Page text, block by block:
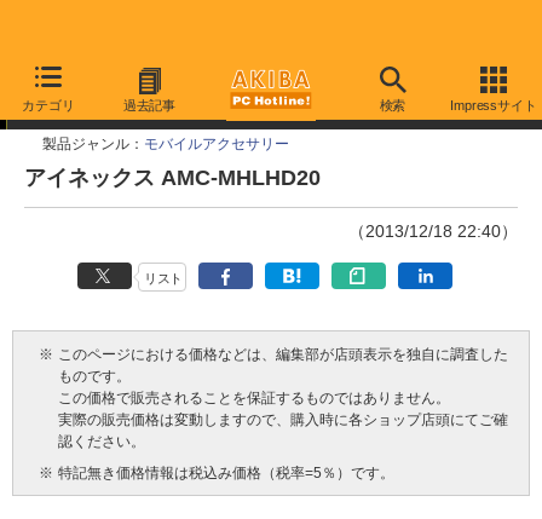
カテゴリ 過去記事 検索 Impressサイト
今週見つけた新製品
製品ジャンル： モバイルアクセサリー
アイネックス AMC-MHLHD20
（2013/12/18 22:40）
リスト
※ このページにおける価格などは、編集部が店頭表示を独自に調査した
ものです。
この価格で販売されることを保証するものではありません。
実際の販売価格は変動しますので、購入時に各ショップ店頭にてご確
認ください。
※ 特記無き価格情報は税込み価格（税率=5％）です。